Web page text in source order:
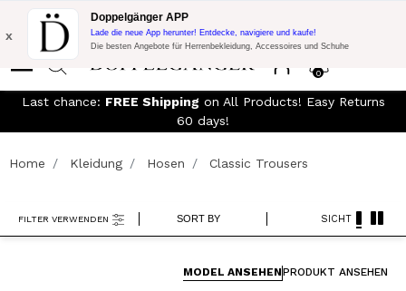
KOSTENLOSER VERSAND!
10% Extra-Rabatt auf 300€ Einkauf mit
Code: DOPPEL300
0
x
Doppelgänger APP
Lade die neue App herunter! Entdecke, navigiere und kaufe!
Die besten Angebote für Herrenbekleidung, Accessoires und Schuhe
Last chance: FREE Shipping on All Products! Easy Returns
60 days!
Home Kleidung Hosen Classic Trousers
SORT BY
FILTER VERWENDEN SICHT
MODEL ANSEHENPRODUKT ANSEHEN